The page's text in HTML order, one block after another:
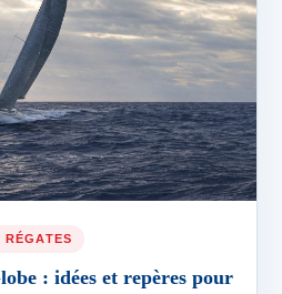
: idées et repères pour